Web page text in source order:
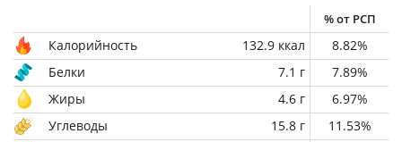
% от РСП
Калорийность 132.9 ккал 8.82%
Белки
7.1 г 7.89%
Жиры
4.6 г 6.97%
Углеводы
15.8 г 11.53%